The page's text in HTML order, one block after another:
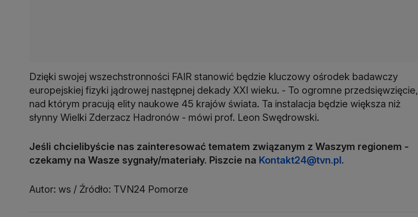
Dzięki swojej wszechstronności FAIR stanowić będzie kluczowy ośrodek badawczy
europejskiej fizyki jądrowej następnej dekady XXI wieku. - To ogromne przedsięwzięcie,
nad którym pracują elity naukowe 45 krajów świata. Ta instalacja będzie większa niż
słynny Wielki Zderzacz Hadronów - mówi prof. Leon Swędrowski.
Jeśli chcielibyście nas zainteresować tematem związanym z Waszym regionem -
czekamy na Wasze sygnały/materiały. Piszcie na Kontakt24@tvn.pl.
Autor: ws / Źródło: TVN24 Pomorze